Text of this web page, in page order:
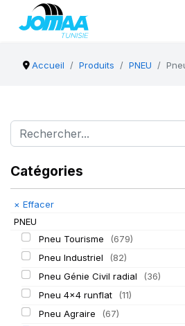
Accueil Produits PNEU
Catégories
× Effacer
PNEU
Pneu Tourisme
(679)
Pneu Industriel
(82)
Pneu Génie Civil radial
(36)
Pneu 4x4 runflat
(11)
Pneu Agraire
(67)